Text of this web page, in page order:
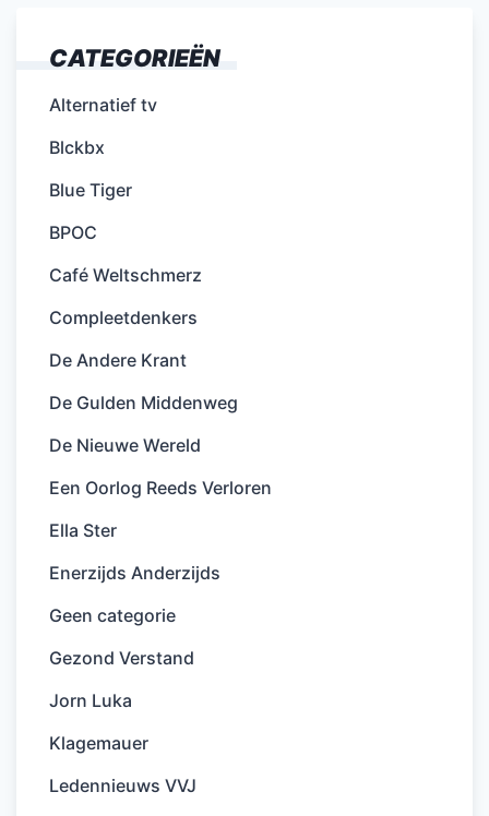
CATEGORIEËN
Alternatief tv
Blckbx
Blue Tiger
BPOC
Café Weltschmerz
Compleetdenkers
De Andere Krant
De Gulden Middenweg
De Nieuwe Wereld
Een Oorlog Reeds Verloren
Ella Ster
Enerzijds Anderzijds
Geen categorie
Gezond Verstand
Jorn Luka
Klagemauer
Ledennieuws VVJ